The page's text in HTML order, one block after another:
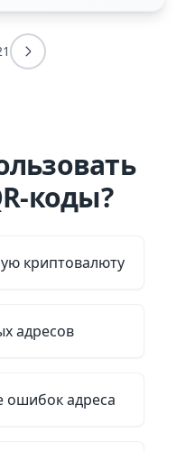
коды?
криптовалюту
адресов
адреса